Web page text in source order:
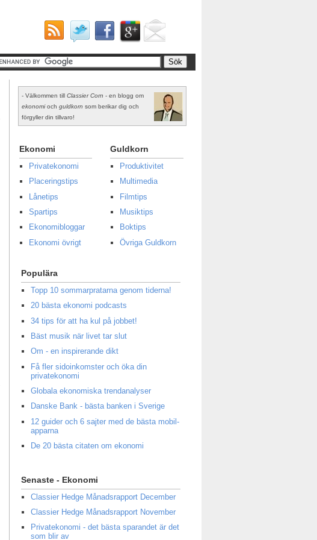
- Välkommen till Classier Corn - en blogg om
ekonomioch guldkorn som berikar dig och
förgyller din tillvaro!
Ekonomi
Privatekonomi
Placeringstips
Lånetips
Spartips
Ekonomibloggar
Ekonomi övrigt
Guldkorn
Produktivitet
Multimedia
Filmtips
Musiktips
Boktips
Övriga Guldkorn
Populära
Topp 10 sommarpratarna genom tiderna!
20 bästa ekonomi podcasts
34 tips för att ha kul på jobbet!
Bäst musik när livet tar slut
Om - en inspirerande dikt
Få fler sidoinkomster och öka din
privatekonomi
Globala ekonomiska trendanalyser
Danske Bank - bästa banken i Sverige
12 guider och 6 sajter med de bästa mobil-
apparna
De 20 bästa citaten om ekonomi
Senaste - Ekonomi
Classier Hedge Månadsrapport December
Classier Hedge Månadsrapport November
Privatekonomi - det bästa sparandet är det
som blir av